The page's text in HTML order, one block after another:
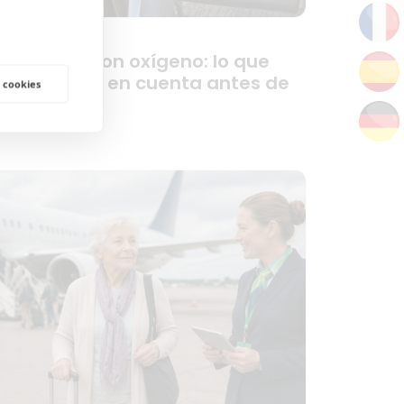
Viajar solo con oxígeno: lo que
tener en cuenta antes de